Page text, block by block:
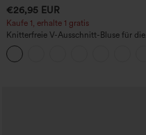
€26,95 EUR
Kaufe 1, erhalte 1 gratis
Knitterfreie V-Ausschnitt-Bluse für die
Arbeit, kurzärmelig und oversized